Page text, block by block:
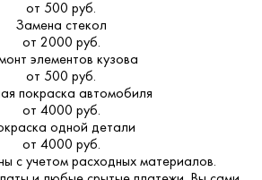
от 500 руб.
Замена стекол
от 2000 руб.
элементов кузова
от 500 руб.
покраска автомобиля
от 4000 руб.
одной детали
от 4000 руб.
с учетом расходных материалов.